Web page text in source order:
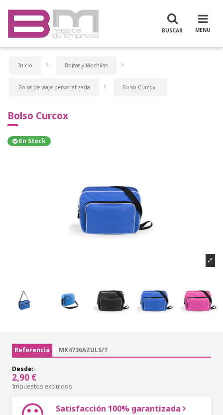
Inicio Bolsas y Mochilas
Bolsa de viaje personalizada Bolso Curcox
Bolso Curcox
En Stock
Referencia MK4736AZULS/T
Desde:
2,90 €
Impuestos excluidos
Satisfacción 100% garantizada